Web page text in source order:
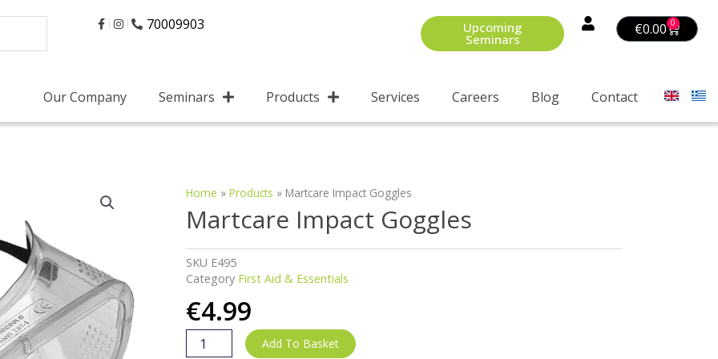
70009903 Upcoming
Seminars
€0.00 0
Basket
Our Company Seminars Products Services Careers Blog Contact
Home » Products » Martcare Impact Goggles
Martcare Impact Goggles
SKU E495
Category First Aid & Essentials
€4.99
Martcare
Impact
Add To Basket